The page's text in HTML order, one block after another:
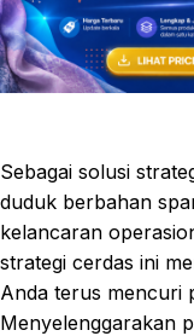
Sebagai solusi
duduk berbahan
kelancaran
strategi cerdas ini
Anda terus mencuri
Menyelenggarakan